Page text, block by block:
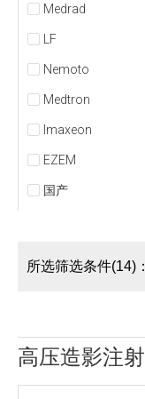
Medrad
LF
Nemoto
Medtron
Imaxeon
EZEM
国产
所选筛选条件(14)：
高压造影注